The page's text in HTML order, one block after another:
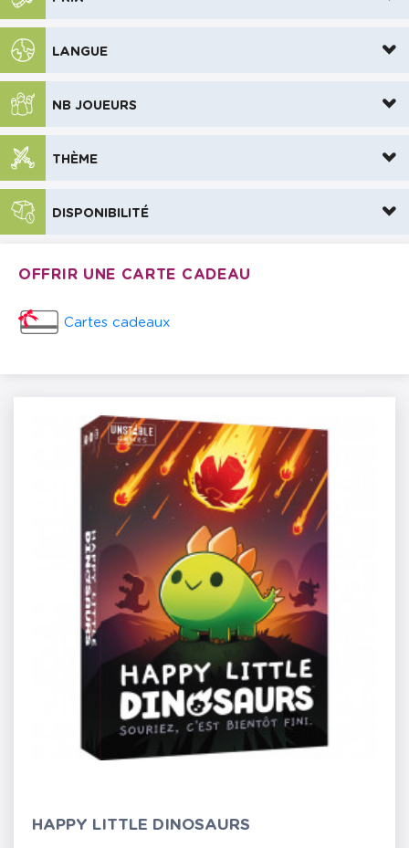
LANGUE
NB JOUEURS
THÈME
DISPONIBILITÉ
OFFRIR UNE CARTE CADEAU
Cartes cadeaux
HAPPY LITTLE DINOSAURS